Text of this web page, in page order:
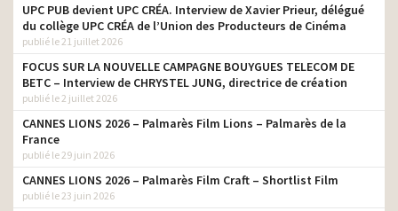
UPC PUB devient UPC CRÉA. Interview de Xavier Prieur, délégué
du collège UPC CRÉA de l’Union des Producteurs de Cinéma
publié le 21 juillet 2026
FOCUS SUR LA NOUVELLE CAMPAGNE BOUYGUES TELECOM DE
BETC – Interview de CHRYSTEL JUNG, directrice de création
publié le 2 juillet 2026
CANNES LIONS 2026 – Palmarès Film Lions – Palmarès de la
France
publié le 29 juin 2026
CANNES LIONS 2026 – Palmarès Film Craft – Shortlist Film
publié le 23 juin 2026